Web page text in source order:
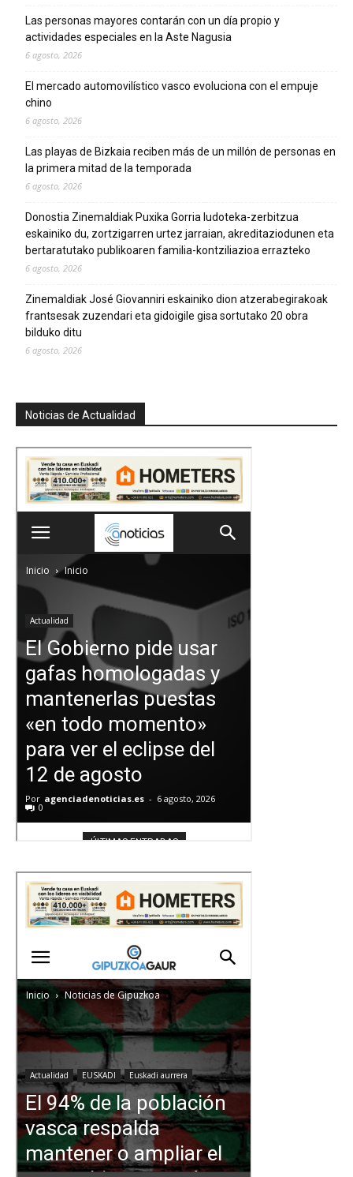
Las personas mayores contarán con un día propio y
actividades especiales en la Aste Nagusia
6 agosto, 2026
El mercado automovilístico vasco evoluciona con el empuje
chino
6 agosto, 2026
Las playas de Bizkaia reciben más de un millón de personas en
la primera mitad de la temporada
6 agosto, 2026
Donostia Zinemaldiak Puxika Gorria ludoteka-zerbitzua
eskainiko du, zortzigarren urtez jarraian, akreditaziodunen eta
bertaratutako publikoaren familia-kontziliazioa errazteko
6 agosto, 2026
Zinemaldiak José Giovanniri eskainiko dion atzerabegirakoak
frantsesak zuzendari eta gidoigile gisa sortutako 20 obra
bilduko ditu
6 agosto, 2026
Noticias de Actualidad